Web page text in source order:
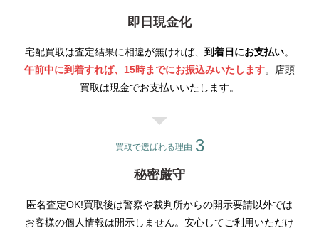
即日現金化
宅配買取は査定結果に相違が無ければ、 到着日にお支払い。
午前中に到着すれば、15時までにお振込みいたします。店頭
買取は現金でお支払いいたします。
買取で選ばれる理由
秘密厳守
匿名査定OK!買取後は警察や裁判所からの開示要請以外では
お客様の個人情報は開示しません。安心してご利用いただけ